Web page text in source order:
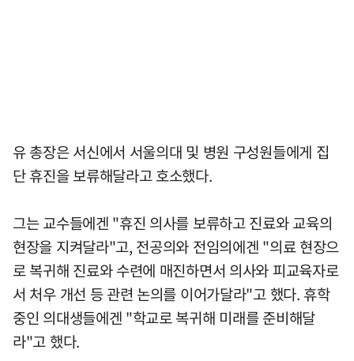
유 총장은 서신에서 서울의대 및 병원 구성원들에게 집
단 휴진을 보류해달라고 호소했다.
그는 교수들에겐 "휴진 의사를 보류하고 진료와 교육의
현장을 지켜달라"고, 전공의와 전임의에겐 "의료 현장으
로 복귀해 진료와 수련에 매진하면서 의사와 피교육자로
서 처우 개선 등 관련 논의를 이어가달라"고 했다. 휴학
중인 의대생들에겐 "학교로 복귀해 미래를 준비해달
라"고 했다.